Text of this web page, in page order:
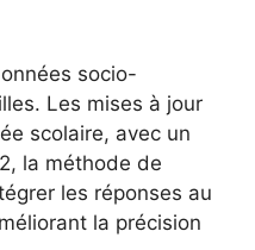
socio-
Les mises à jour
scolaire, avec un
la méthode de
les réponses au
la précision